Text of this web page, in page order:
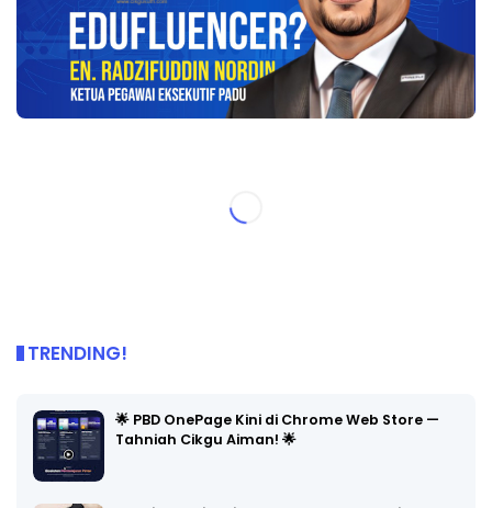
TRENDING!
🌟 PBD OnePage Kini di Chrome Web Store —
Tahniah Cikgu Aiman! 🌟